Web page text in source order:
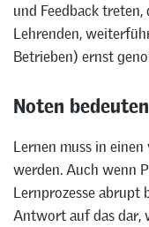
und Feedback
Lehrenden,
Betrieben) ernst
Noten
Lernen muss in
werden. Auch wenn
Lernprozesse abrupt
Antwort auf das dar,